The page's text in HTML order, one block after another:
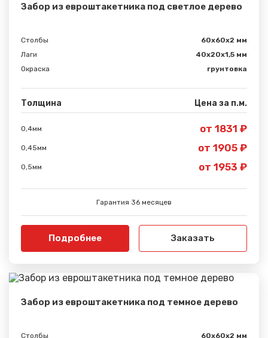
Забор из евроштакетника под светлое дерево
Столбы
60х60х2 мм
Лаги
40х20х1,5 мм
Окраска
грунтовка
Толщина Цена за п.м.
0,4мм от 1831 ₽
0,45мм от 1905 ₽
0,5мм от 1953 ₽
Гарантия 36 месяцев
Подробнее Заказать
Забор из евроштакетника под темное дерево
Столбы
60х60х2 мм